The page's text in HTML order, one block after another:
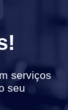
serviços
seu